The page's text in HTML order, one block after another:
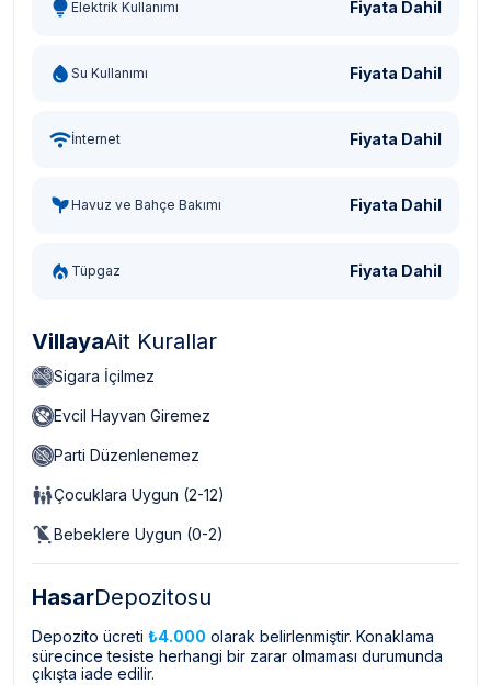
Elektrik Kullanımı Fiyata Dahil
Su Kullanımı Fiyata Dahil
İnternet Fiyata Dahil
Havuz ve Bahçe Bakımı Fiyata Dahil
Tüpgaz Fiyata Dahil
VillayaAit Kurallar
Sigara İçilmez
Evcil Hayvan Giremez
Parti Düzenlenemez
Çocuklara Uygun (2-12)
Bebeklere Uygun (0-2)
HasarDepozitosu
Depozito ücreti ₺4.000 olarak belirlenmiştir. Konaklama
sürecince tesiste herhangi bir zarar olmaması durumunda
çıkışta iade edilir.